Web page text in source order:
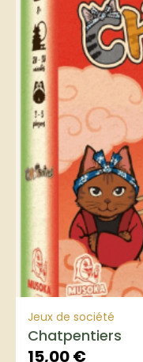
Jeux de société
Chatpentiers
15,00€